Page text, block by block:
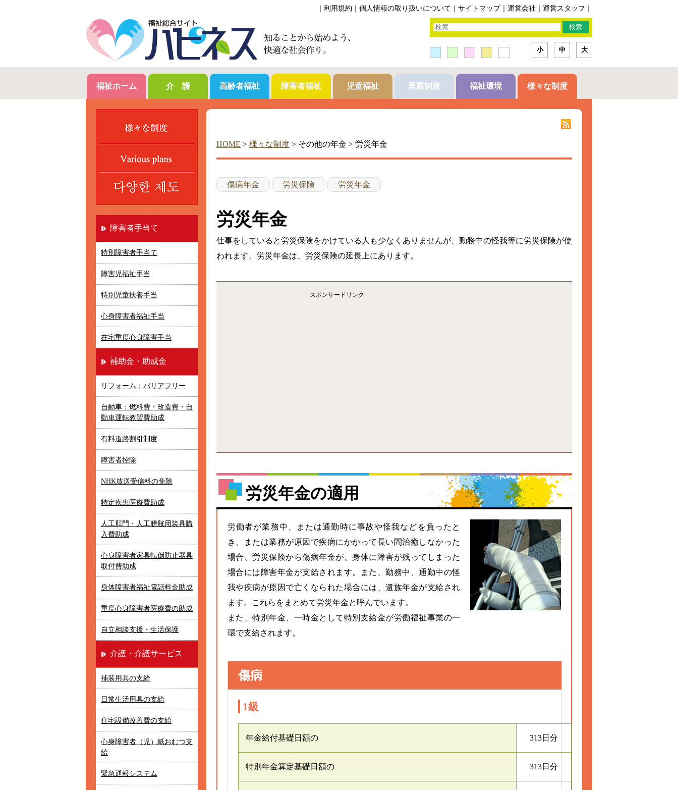
利用規約 個人情報の取り扱いについて サイトマップ｜ 運営会社 運営スタッフ
大
中
小
福祉ホーム 介 護 高齢者福祉 障害者福祉 児童福祉 里親制度 福祉環境 様々な制度
HOME > 様々な制度 > その他の年金 > 労災年金
傷病年金 労災保険 労災年金
労災年金
仕事をしていると労災保険をかけている人も少なくありませんが、勤務中の怪我等に労災保険が使
われます。労災年金は、労災保険の延長上にあります。
スポンサードリンク
労災年金の適用
労働者が業務中、または通勤時に事故や怪我などを負ったと
き、または業務が原因で疾病にかかって長い間治癒しなかった
場合、労災保険から傷病年金が、身体に障害が残ってしまった
場合には障害年金が支給されます。また、勤務中、通勤中の怪
我や疾病が原因で亡くなられた場合には、遺族年金が支給され
ます。これらをまとめて労災年金と呼んでいます。
また、特別年金、一時金として特別支給金が労働福祉事業の一
環で支給されます。
傷病
1級
年金給付基礎日額の 313日分
特別年金算定基礎日額の 313日分
障害者手当て
特別障害者手当て
障害児福祉手当
特別児童扶養手当
心身障害者福祉手当
在宅重度心身障害手当
補助金・助成金
リフォーム：バリアフリー
自動車：燃料費・改造費・自
動車運転教習費助成
有料道路割引制度
障害者控除
NHK放送受信料の免除
特定疾患医療費助成
人工肛門・人工膀胱用装具購
入費助成
心身障害者家具転倒防止器具
取付費助成
身体障害者福祉電話料金助成
重度心身障害者医療費の助成
自立相談支援・生活保護
介護・介護サービス
補装用具の支給
日常生活用具の支給
住宅設備改善費の支給
心身障害者（児）紙おむつ支
給
緊急通報システム